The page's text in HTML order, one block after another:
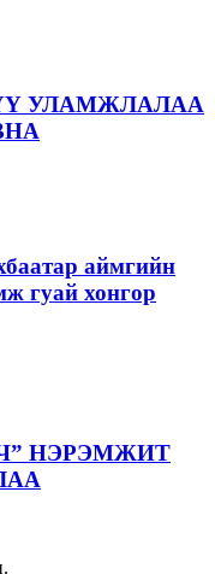
УЛАМЖЛАЛАА
аймгийн
гуай хонгор
НЭРЭМЖИТ